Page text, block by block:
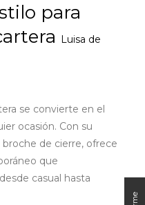
para
Luisa de
se convierte en el
ocasión. Con su
de cierre, ofrece
que
casual hasta